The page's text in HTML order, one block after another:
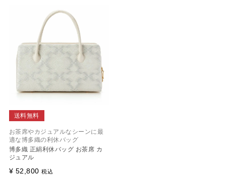
送料無料
お茶席やカジュアルなシーンに最
適な博多織の利休バッグ
博多織 正絹利休バッグ お茶席 カ
ジュアル
¥ 52,800 税込